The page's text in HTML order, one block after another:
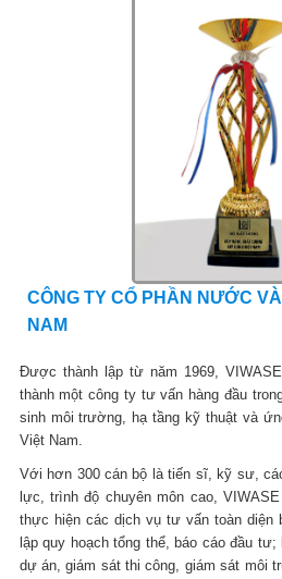
CÔNG TY CỔ PHẦN NƯỚC
NAM
Được thành lập từ năm 1969,
thành một công ty tư vấn hàng đầu
sinh môi trường, hạ tầng kỹ thuật và
Việt Nam.
Với hơn 300 cán bộ là tiến sĩ, kỹ sư,
lực, trình độ chuyên môn cao,
thực hiện các dịch vụ tư vấn toàn diện
lập quy hoạch tổng thể, báo cáo đầu
dự án, giám sát thi công, giám sát môi